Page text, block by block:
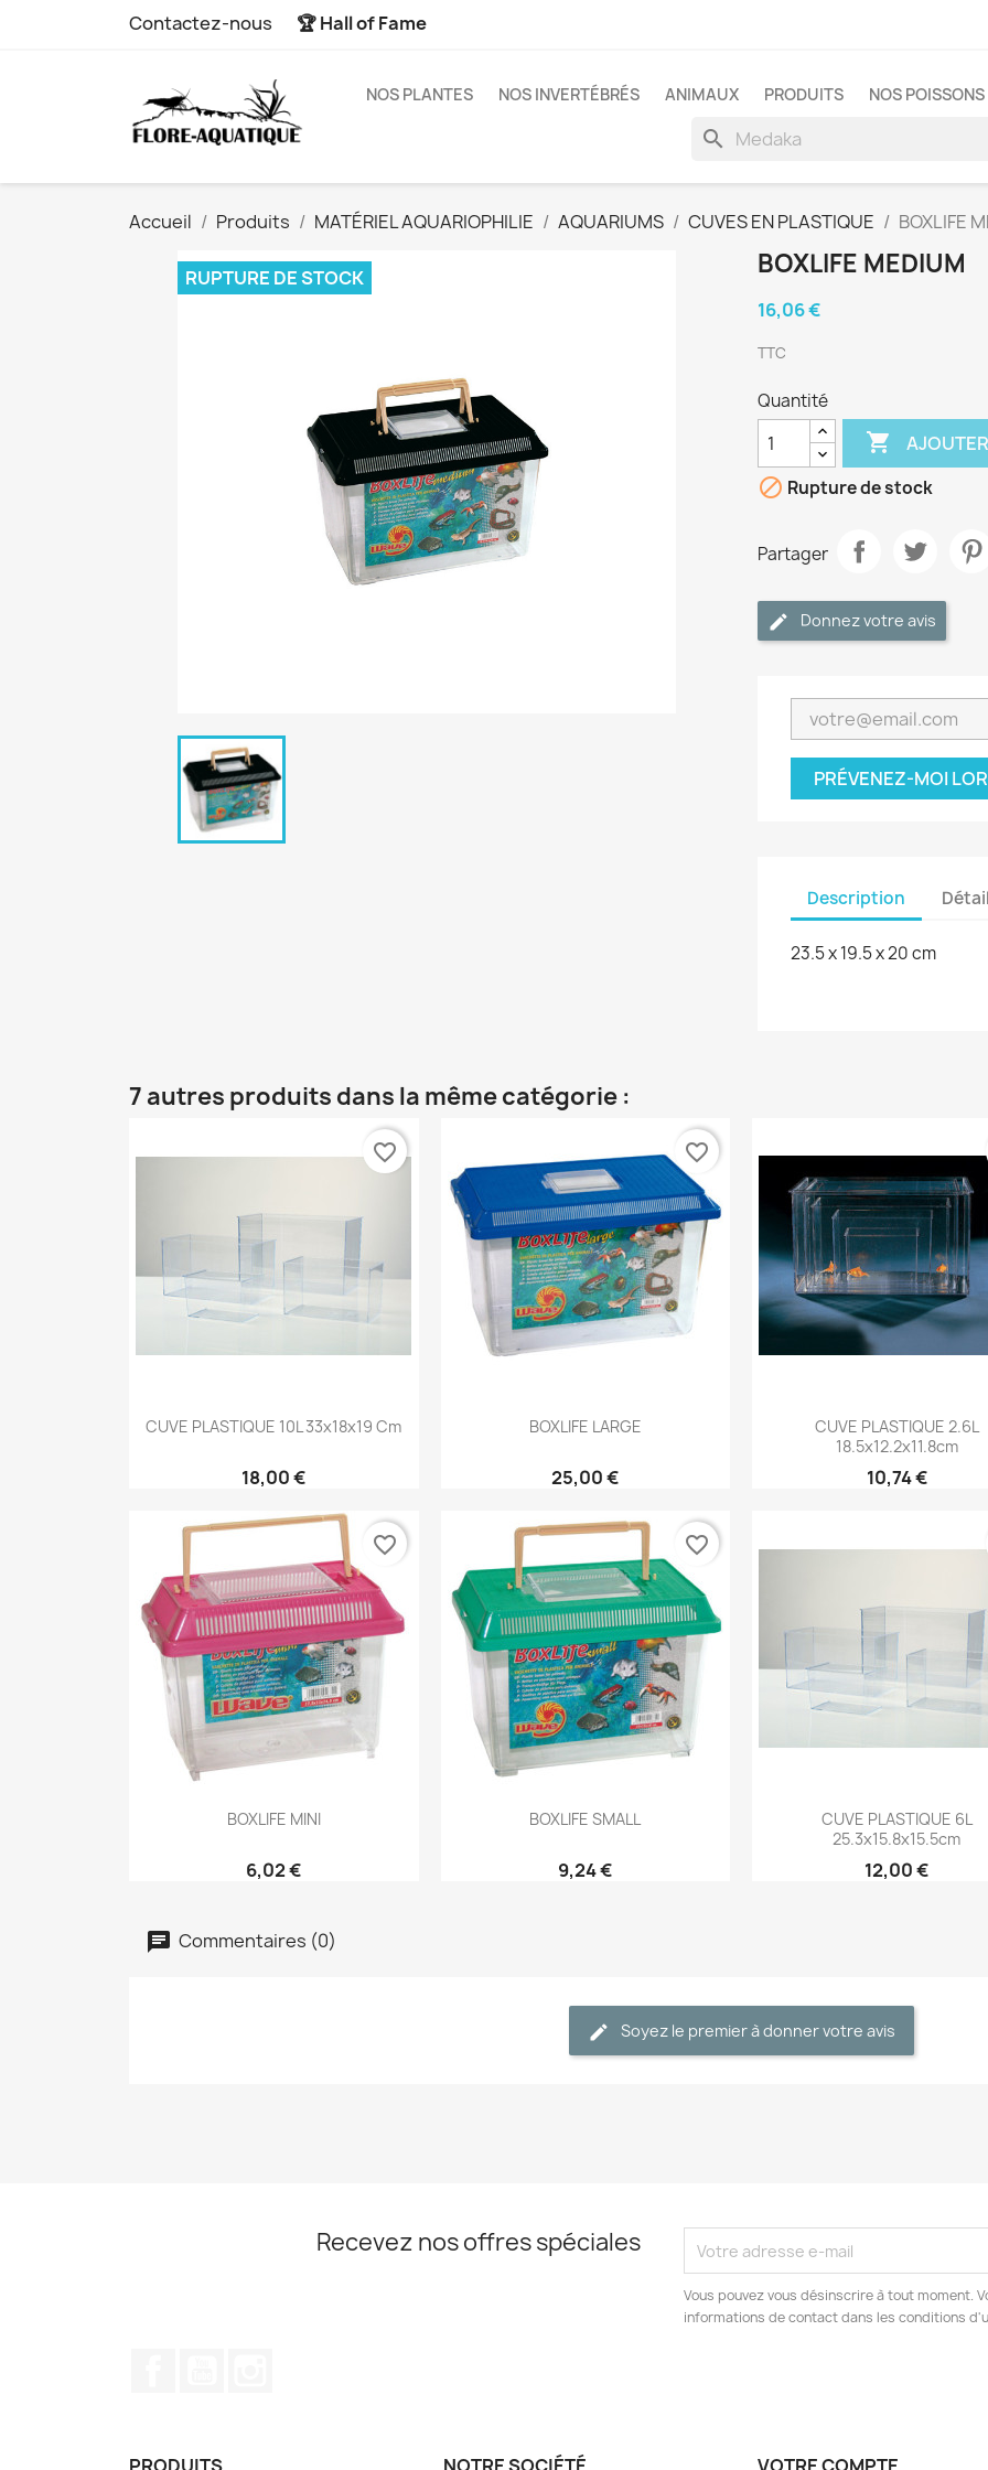
Contactez-nous 🏆 Hall of Fame
NOS PLANTES NOS INVERTÉBRÉS ANIMAUX PRODUITS NOS
search
Accueil Produits MATÉRIEL AQUARIOPHILIE AQUARIUMS CUVES EN PLASTIQUE BOXLIFE
RUPTURE DE STOCK BOXLIFE MEDIUM
16,06 €
TTC
Quantité

 Rupture de stock
Partager
Donnez votre avis
PRÉVENEZ-MOI
Description
23.5 x 19.5 x 20 cm
7 autres produits dans la même catégorie :
Aperçu rapide
CUVE PLASTIQUE 10L 33x18x19 Cm
18,00 €
favorite_border
Aperçu rapide
BOXLIFE LARGE
25,00 €
favorite_border
Aperçu rapide
CUVE PLASTIQUE 2.6L
18.5x12.2x11.8cm
10,74 €
Aperçu rapide
BOXLIFE MINI
6,02 €
favorite_border
Aperçu rapide
BOXLIFE SMALL
9,24 €
favorite_border
Aperçu rapide
CUVE PLASTIQUE 6L
25.3x15.8x15.5cm
12,00 €
Commentaires (0)
Soyez le premier à donner votre avis
Recevez nos offres spéciales
Vous pouvez vous désinscrire à tout moment.
informations de contact dans les conditions